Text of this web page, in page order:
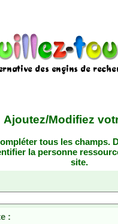
Ajoutez/Modifiez
tous les champs.
la personne
site.
: